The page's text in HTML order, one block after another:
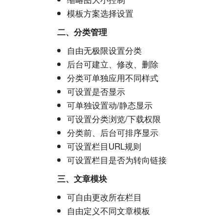
模板方案选择设置
二、分类管理
自由无极限设置分类
后台可建立、修改、删除
分类可单独应用不同样式
可设置是否显示
可单独设置动/静态显示
可设置分类浏览/下载权限
分类前、后台可排序显示
可设置栏目URL规则
可设置栏目是否为转向链接
三、文章模块
可自由更改所在栏目
自由定义不同文章模板